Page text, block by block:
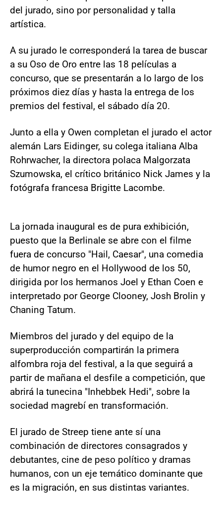
del jurado, sino por personalidad y talla
artística.
A su jurado le corresponderá la tarea de buscar
a su Oso de Oro entre las 18 películas a
concurso, que se presentarán a lo largo de los
próximos diez días y hasta la entrega de los
premios del festival, el sábado día 20.
Junto a ella y Owen completan el jurado el actor
alemán Lars Eidinger, su colega italiana Alba
Rohrwacher, la directora polaca Malgorzata
Szumowska, el crítico británico Nick James y la
fotógrafa francesa Brigitte Lacombe.
La jornada inaugural es de pura exhibición,
puesto que la Berlinale se abre con el filme
fuera de concurso "Hail, Caesar", una comedia
de humor negro en el Hollywood de los 50,
dirigida por los hermanos Joel y Ethan Coen e
interpretado por George Clooney, Josh Brolin y
Chaning Tatum.
Miembros del jurado y del equipo de la
superproducción compartirán la primera
alfombra roja del festival, a la que seguirá a
partir de mañana el desfile a competición, que
abrirá la tunecina "Inhebbek Hedi", sobre la
sociedad magrebí en transformación.
El jurado de Streep tiene ante sí una
combinación de directores consagrados y
debutantes, cine de peso político y dramas
humanos, con un eje temático dominante que
es la migración, en sus distintas variantes.